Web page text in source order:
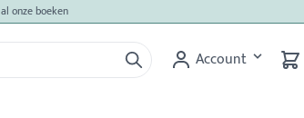
onze boeken
Account